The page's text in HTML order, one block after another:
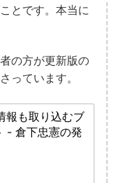
とです。本当に
の方が更新版の
っています。
報も取り込むブ
- 倉下忠憲の発